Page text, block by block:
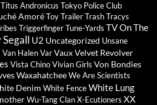
Titus Andronicus Tokyo Police Club
AmoréToyTrailer Trash Tracys
TriggerfingerTune-Yards TV On The
Segall U2 Uncategorized Unsane
Van HalenVarVauxVelvet Revolver
Vista ChinoVivian Girls Von Bondies
WaxahatcheeWe Are Scientists
Denim White FenceWhite Lung
Wu-Tang ClanX-Ecutioners XX